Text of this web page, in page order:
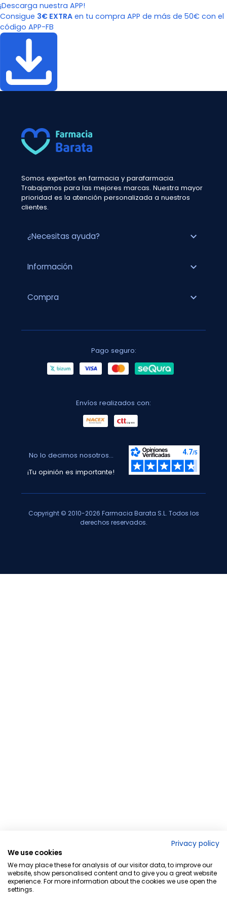
¡Descarga nuestra APP!
Consigue 3€ EXTRA en tu compra APP de más de 50€ con el
código APP-FB
Somos expertos en farmacia y parafarmacia.
Trabajamos para las mejores marcas. Nuestra mayor
prioridad es la atención personalizada a nuestros
clientes.
¿Necesitas ayuda? expand_more
Información expand_more
Compra expand_more
Pago seguro:
Envíos realizados con:
No lo decimos nosotros...
¡Tu opinión es importante!
Copyright © 2010-2026 Farmacia Barata S.L. Todos los
derechos reservados.
Privacy policy
We use cookies
We may place these for analysis of our visitor data, to improve our
website, show personalised content and to give you a great website
experience. For more information about the cookies we use open the
settings.